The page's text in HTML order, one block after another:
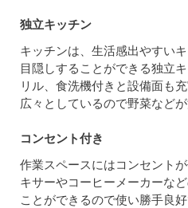
独立キッチン
キッチンは、生活感出やすい
目隠しすることができる独立
リル、食洗機付きと設備面も
広々としているので野菜など
コンセント付き
作業スペースにはコンセント
キサーやコーヒーメーカーな
ことができるので使い勝手良好